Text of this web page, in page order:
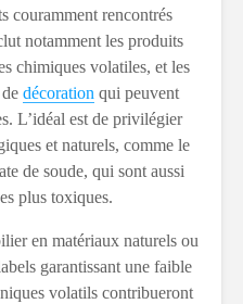
couramment rencontrés
notamment les produits
chimiques volatiles, et les
décoration qui peuvent
L’idéal est de privilégier
et naturels, comme le
de soude, qui sont aussi
plus toxiques.
en matériaux naturels ou
garantissant une faible
volatils contribueront